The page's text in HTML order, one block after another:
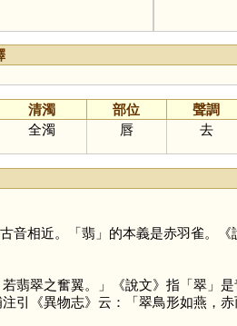
清濁 部位 聲調
全濁 唇 去
音相近。「翡」的本義是赤羽雀。《
翡翠之奮翼。」《說文》指「翠」是
引《異物志》云：「翠鳥形如燕，赤